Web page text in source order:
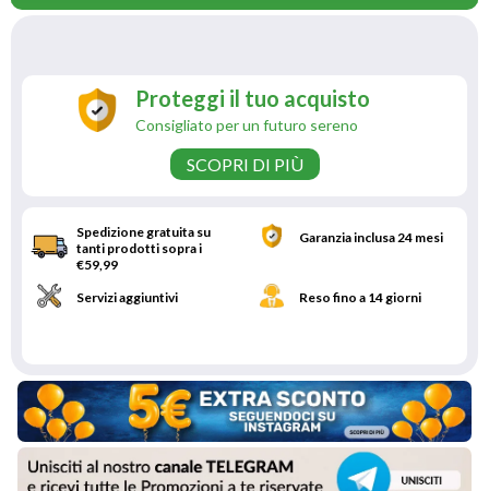
Proteggi il tuo acquisto
Consigliato per un futuro sereno
SCOPRI DI PIÙ
Spedizione gratuita su
tanti prodotti sopra i
€59,99
Garanzia inclusa 24 mesi
Servizi aggiuntivi Reso fino a 14 giorni